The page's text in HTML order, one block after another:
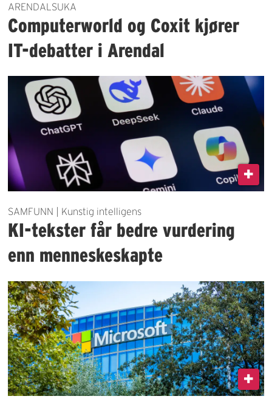
ARENDALSUKA
Computerworld og Coxit kjører
IT-debatter i Arendal
SAMFUNN | Kunstig intelligens
KI-tekster får bedre vurdering
enn menneskeskapte